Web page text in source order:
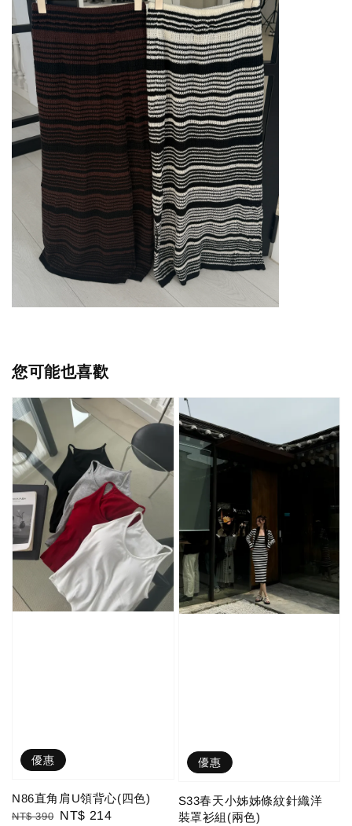
您可能也喜歡
優惠
N86直角肩U領背心(四色)
Regular
NT$ 390 Sale
NT$ 214
優惠
S33春天小姊姊條紋針織洋
裝罩衫組(兩色)